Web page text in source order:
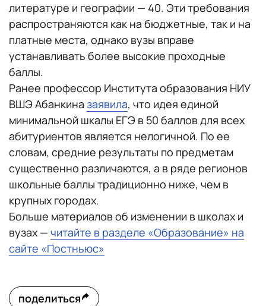
литературе и географии — 40. Эти требования
распространяются как на бюджетные, так и на
платные места, однако вузы вправе
устанавливать более высокие проходные
баллы.
Ранее профессор Института образования НИУ
ВШЭ Абанкина заявила, что идея единой
минимальной шкалы ЕГЭ в 50 баллов для всех
абитуриентов является нелогичной. По ее
словам, средние результаты по предметам
существенно различаются, а в ряде регионов
школьные баллы традиционно ниже, чем в
крупных городах.
Больше материалов об изменении в школах и
вузах — читайте в разделе «Образование» на
сайте «Постньюс»
поделиться